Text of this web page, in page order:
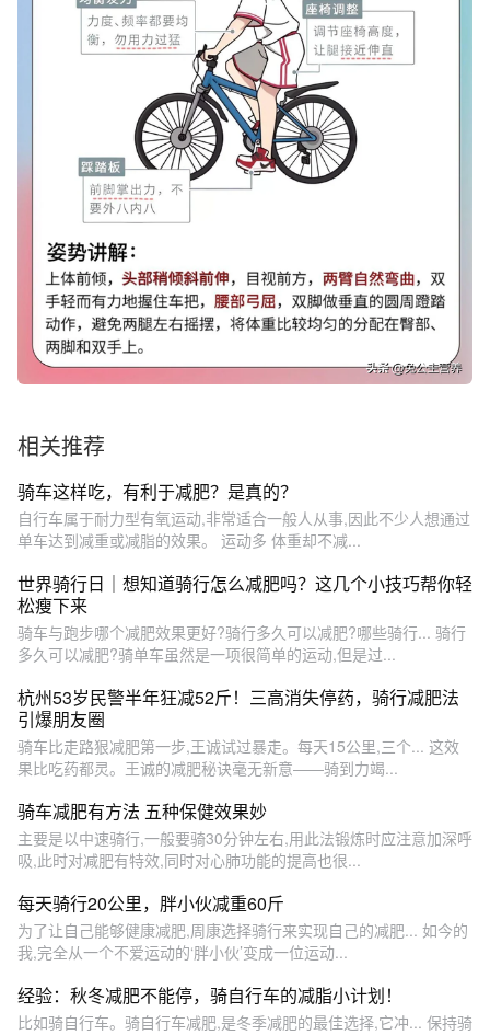
相关推荐
骑车这样吃，有利于减肥？是真的？
自行车属于耐力型有氧运动,非常适合一般人从事,因此不少人想通过
单车达到减重或减脂的效果。 运动多 体重却不减...
世界骑行日｜想知道骑行怎么减肥吗？这几个小技巧帮你轻
松瘦下来
骑车与跑步哪个减肥效果更好?骑行多久可以减肥?哪些骑行... 骑行
多久可以减肥?骑单车虽然是一项很简单的运动,但是过...
杭州53岁民警半年狂减52斤！三高消失停药，骑行减肥法
引爆朋友圈
骑车比走路狠减肥第一步,王诚试过暴走。每天15公里,三个... 这效
果比吃药都灵。王诚的减肥秘诀毫无新意——骑到力竭...
骑车减肥有方法 五种保健效果妙
主要是以中速骑行,一般要骑30分钟左右,用此法锻炼时应注意加深呼
吸,此时对减肥有特效,同时对心肺功能的提高也很...
每天骑行20公里，胖小伙减重60斤
为了让自己能够健康减肥,周康选择骑行来实现自己的减肥... 如今的
我,完全从一个不爱运动的‘胖小伙’变成一位运动...
经验：秋冬减肥不能停，骑自行车的减脂小计划！
比如骑自行车。骑自行车减肥,是冬季减肥的最佳选择,它冲... 保持骑